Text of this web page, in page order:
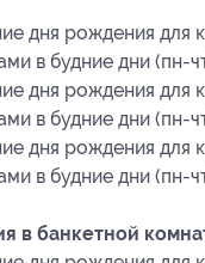
дня рождения для
в будние дни (пн-
дня рождения для
в будние дни (пн-
дня рождения для
в будние дни (пн-
в банкетной